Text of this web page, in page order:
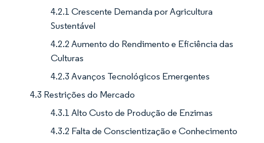
4.2.1 Crescente Demanda por Agricultura
Sustentável
4.2.2 Aumento do Rendimento e Eficiência das
Culturas
4.2.3 Avanços Tecnológicos Emergentes
4.3 Restrições do Mercado
4.3.1 Alto Custo de Produção de Enzimas
4.3.2 Falta de Conscientização e Conhecimento